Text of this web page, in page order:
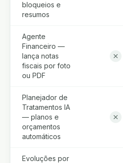
bloqueios e
resumos
Agente
Financeiro —
lança notas
fiscais por foto
ou PDF
Planejador de
Tratamentos IA
— planos e
orçamentos
automáticos
Evoluções por